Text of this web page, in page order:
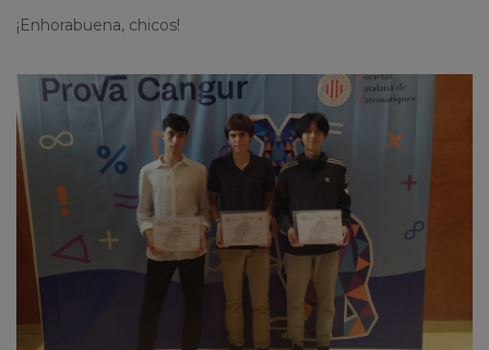
¡Enhorabuena, chicos!